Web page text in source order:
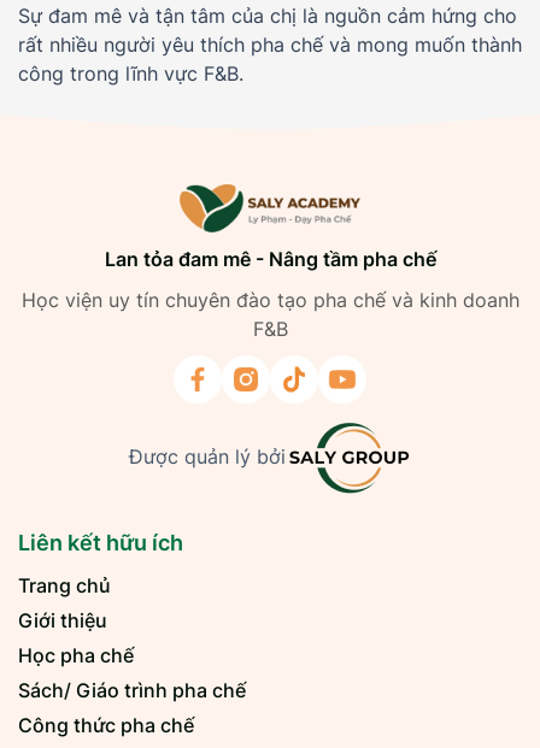
Sự đam mê và tận tâm của chị là nguồn cảm hứng cho
rất nhiều người yêu thích pha chế và mong muốn thành
công trong lĩnh vực F&B.
Lan tỏa đam mê - Nâng tầm pha chế
Học viện uy tín chuyên đào tạo pha chế và kinh doanh
F&B
Được quản lý bởi
Liên kết hữu ích
Trang chủ
Giới thiệu
Học pha chế
Sách/ Giáo trình pha chế
Công thức pha chế